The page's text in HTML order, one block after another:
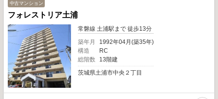
中古マンション
フォレストリア土浦
常磐線 土浦駅まで 徒歩13分
築年月
1992年04月(築35年)
構造
RC
総階数
13階建
茨城県土浦市中央２丁目